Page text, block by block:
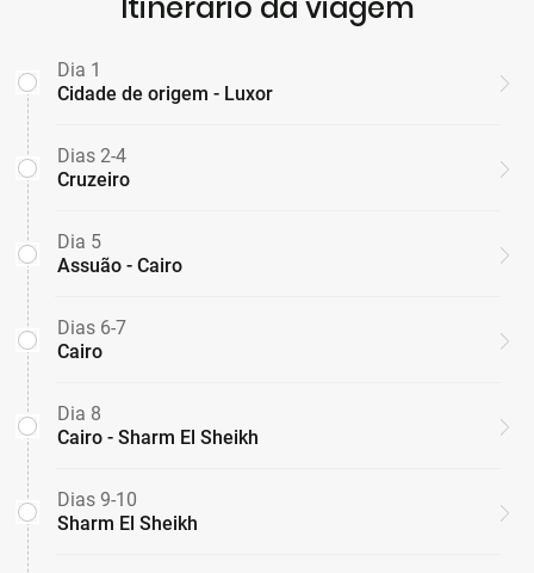
Dia 1
Cidade de origem - Luxor
Dias 2-4
Cruzeiro
Dia 5
Assuão - Cairo
Dias 6-7
Cairo
Dia 8
Cairo - Sharm El Sheikh
Dias 9-10
Sharm El Sheikh